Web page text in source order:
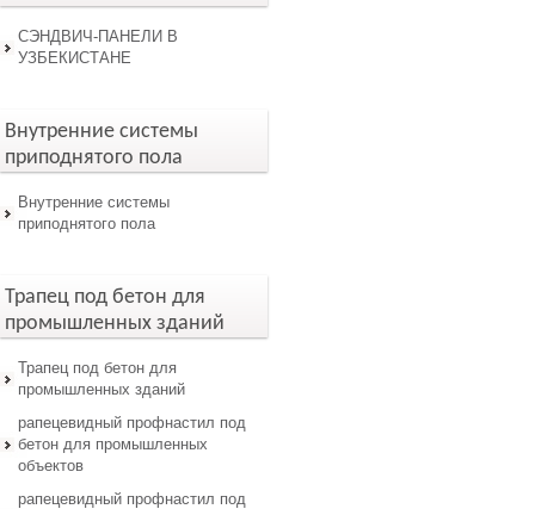
СЭНДВИЧ-ПАНЕЛИ В
УЗБЕКИСТАНЕ
Внутренние системы
приподнятого пола
Внутренние системы
приподнятого пола
Трапец под бетон для
промышленных зданий
Трапец под бетон для
промышленных зданий
рапецевидный профнастил под
бетон для промышленных
объектов
рапецевидный профнастил под